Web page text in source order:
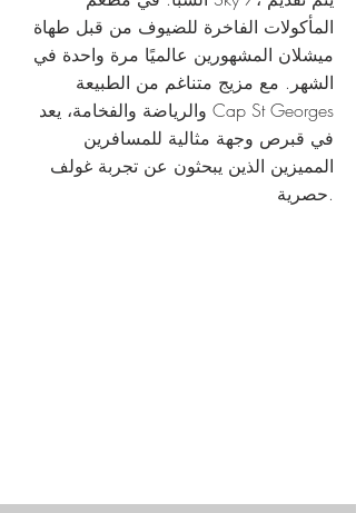
المأكولات الفاخرة للضيوف من قبل طهاة
ميشلان المشهورين عالميًا مرة واحدة في
الشهر. مع مزيج متناغم من الطبيعة
والرياضة والفخامة، يعد Cap St Georges
في قبرص وجهة مثالية للمسافرين
المميزين الذين يبحثون عن تجربة غولف
حصرية.